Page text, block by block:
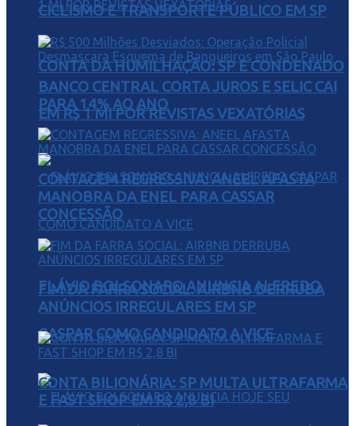
CONTA DA HUMILHAÇÃO: SP É CONDENADO
EM R$ 1 MI POR REVISTAS VEXATÓRIAS
FLÁVIO BOLSONARO ANUNCIA ALFREDO
GASPAR COMO CANDIDATO A VICE
CICLISMO E TRANSPORTE PÚBLICO EM SP
BANCO CENTRAL CORTA JUROS E SELIC CAI
PARA 14% AO ANO
CONTAGEM REGRESSIVA: ANEEL AFASTA
MANOBRA DA ENEL PARA CASSAR
CONCESSÃO
FIM DA FARRA SOCIAL: AIRBNB DERRUBA
ANÚNCIOS IRREGULARES EM SP
CONTA BILIONÁRIA: SP MULTA ULTRAFARMA
E FAST SHOP EM R$ 2,8 BI